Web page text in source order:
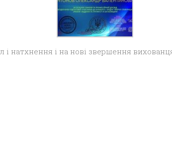
і натхнення і на нові звершення